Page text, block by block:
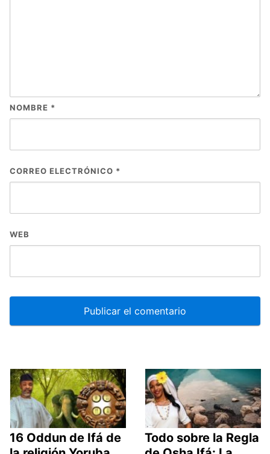
NOMBRE *
CORREO ELECTRÓNICO *
WEB
16 Oddun de Ifá de
Todo sobre la Regla